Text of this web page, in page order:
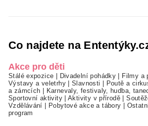
Co najdete na
Akce pro děti
Stálé expozice Divadelní pohádky Filmy a
Výstavy a veletrhy|Slavnosti Poutě a
a zámcích
Karnevaly, festivaly, hudba,
Sportovní aktivity|Aktivity v přírodě |
Vzdělávání
Pobytové akce a tábory
program